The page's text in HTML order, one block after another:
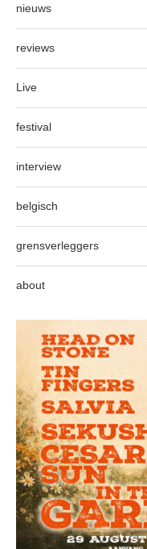
nieuws
reviews
Live
festival
interview
belgisch
grensverleggers
about